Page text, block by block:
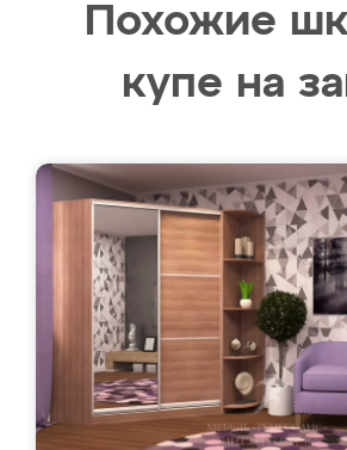
Похожие
купе на